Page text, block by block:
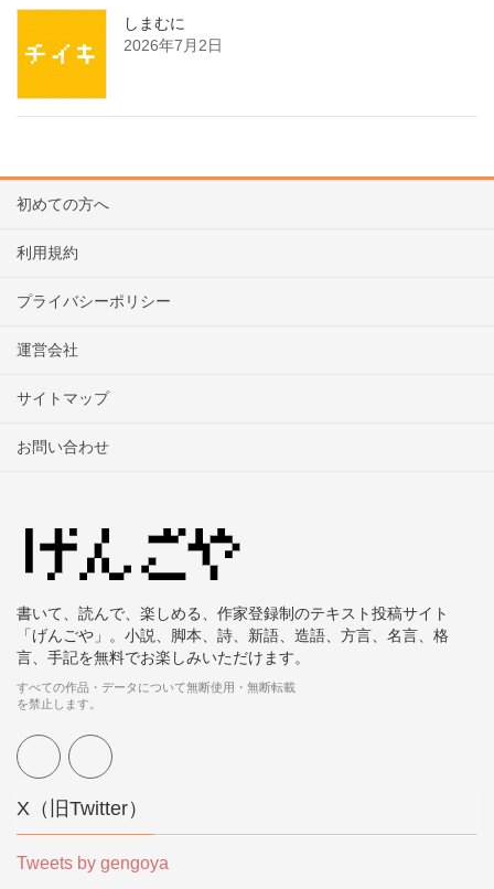
しまむに
2026年7月2日
初めての方へ
利用規約
プライバシーポリシー
運営会社
サイトマップ
お問い合わせ
書いて、読んで、楽しめる、作家登録制のテキスト投稿サイト
「げんごや」。小説、脚本、詩、新語、造語、方言、名言、格
言、手記を無料でお楽しみいただけます。
すべての作品・データについて無断使用・無断転載
を禁止します。
X（旧Twitter）
Tweets by gengoya